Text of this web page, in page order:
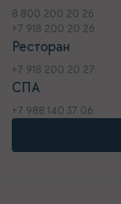
8 800 200 20 26
+7 918 200 20 26
Ресторан
+7 918 200 20 27
СПА
+7 988 140 37 06